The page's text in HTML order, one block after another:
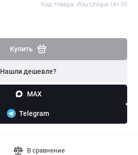
Код товара: iRay Unique UH 35
Купить
Нашли дешевле?
MAX
Telegram
В сравнение